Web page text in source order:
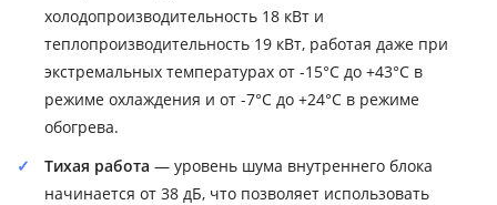
холодопроизводительность 18 кВт и
теплопроизводительность 19 кВт, работая даже при
экстремальных температурах от -15°C до +43°C в
режиме охлаждения и от -7°C до +24°C в режиме
обогрева.
Тихая работа — уровень шума внутреннего блока
начинается от 38 дБ, что позволяет использовать